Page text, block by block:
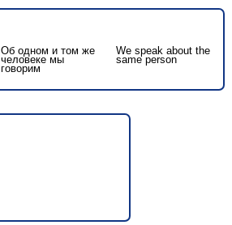
Об одном и том же
человеке мы
говорим
We speak about the
same person